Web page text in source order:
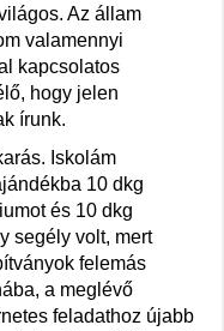
Az állam
valamennyi
kapcsolatos
hogy jelen
írunk.
Iskolám
10 dkg
és 10 dkg
segély volt, mert
felemás
a meglévő
feladathoz újabb